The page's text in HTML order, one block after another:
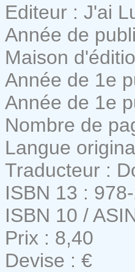
Editeur : J'ai
Année de
Maison
Année de 1e
Année de 1e
Nombre de
Langue
Traducteur :
ISBN 13 :
ISBN 10 /
Prix : 8,40
Devise : €